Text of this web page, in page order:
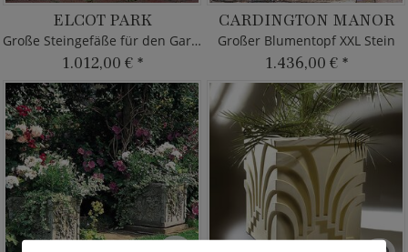
ELCOT PARK
Große Steingefäße für den Garten
1.012,00 € *
CARDINGTON MANOR
Großer Blumentopf XXL Stein
1.436,00 € *